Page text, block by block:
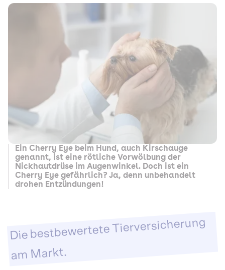
Ein Cherry Eye beim Hund, auch Kirschauge
genannt, ist eine rötliche Vorwölbung der
Nickhautdrüse im Augenwinkel. Doch ist ein
Cherry Eye gefährlich? Ja, denn unbehandelt
drohen Entzündungen!
Die bestbewertete Tierversicherung
am Markt.